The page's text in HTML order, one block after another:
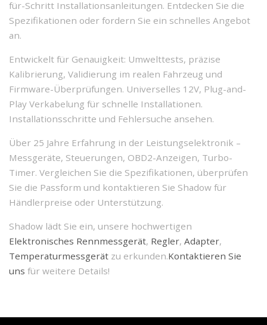
für-Schritt Installationsanleitungen. Entdecken Sie die
Spezifikationen oder fordern Sie ein schnelles Angebot
an.
Entwickelt für Genauigkeit: Umwelttests, präzise
Kalibrierung, Validierung im realen Fahrzeug und
Firmware-Überprüfungen. Universelles 12V, Plug-and-
Play Verkabelung für schnelle Installationen.
Installationsschritte und Fehlersuche ansehen.
Über 25 Jahre Erfahrung in der Leistungselektronik –
Messgeräte, Steuerungen, OBD2-Anzeigen, Turbo-
Timer. Vergleichen Sie die Spezifikationen, überprüfen
Sie die Passform und kontaktieren Sie Shadow für
Händlerpreise oder Unterstützung.
Shadow lädt Sie ein, unsere hochwertigen
Elektronisches Rennmessgerät, Regler, Adapter,
Temperaturmessgerät zu erkunden.Kontaktieren Sie
uns für weitere Details!